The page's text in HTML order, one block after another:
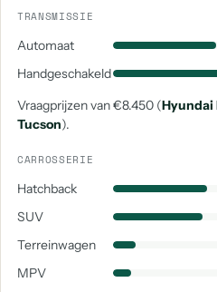
TRANSMISSIE
Automaat
Handgeschakeld
Vraagprijzen van €8.450 (Hyundai
Tucson).
CARROSSERIE
Hatchback
SUV
Terreinwagen
MPV